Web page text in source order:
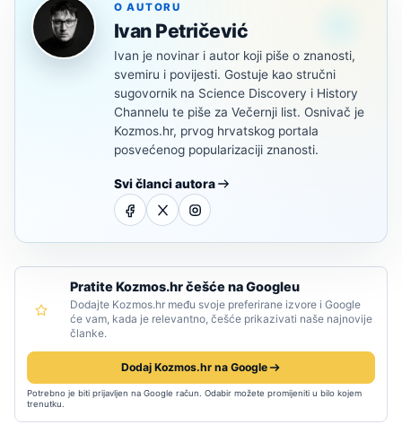
O AUTORU
Ivan Petričević
Ivan je novinar i autor koji piše o znanosti,
svemiru i povijesti. Gostuje kao stručni
sugovornik na Science Discovery i History
Channelu te piše za Večernji list. Osnivač je
Kozmos.hr, prvog hrvatskog portala
posvećenog popularizaciji znanosti.
Svi članci autora
Pratite Kozmos.hr češće na Googleu
Dodajte Kozmos.hr među svoje preferirane izvore i Google
će vam, kada je relevantno, češće prikazivati naše najnovije
članke.
Dodaj Kozmos.hr na Google
Potrebno je biti prijavljen na Google račun. Odabir možete promijeniti u bilo kojem
trenutku.